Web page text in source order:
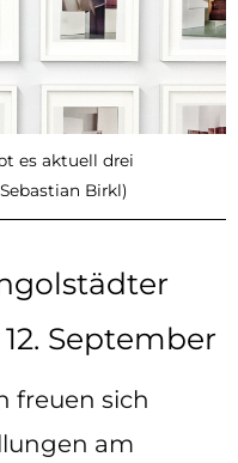
es aktuell drei
Birkl)
September
freuen sich
am